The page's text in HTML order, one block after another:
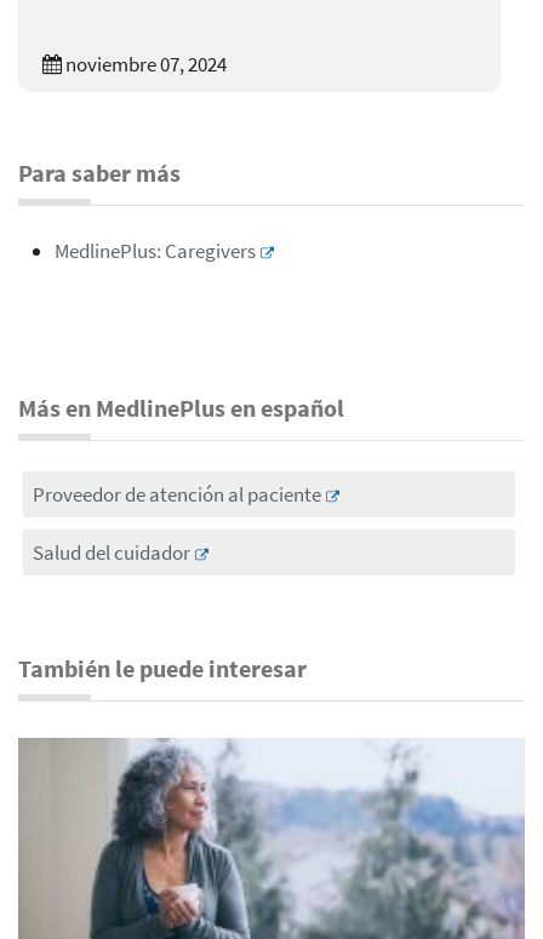
noviembre 07, 2024
Para saber más
MedlinePlus: Caregivers
Más en MedlinePlus en español
Proveedor de atención al paciente
Salud del cuidador
También le puede interesar